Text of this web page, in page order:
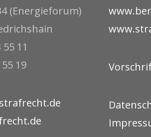
(Energieforum)
11
19